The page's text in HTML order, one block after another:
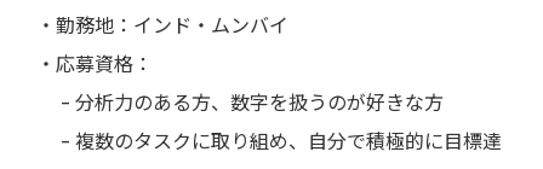
・勤務地：インド・ムンバイ
・応募資格：
– 分析力のある方、数字を扱うのが好きな方
– 複数のタスクに取り組め、自分で積極的に目標達